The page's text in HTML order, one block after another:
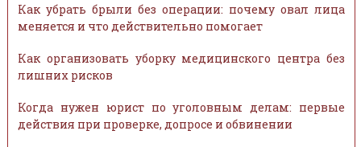
Как убрать брыли без операции: почему овал лица
меняется и что действительно помогает
Как организовать уборку медицинского центра без
лишних рисков
Когда нужен юрист по уголовным делам: первые
действия при проверке, допросе и обвинении